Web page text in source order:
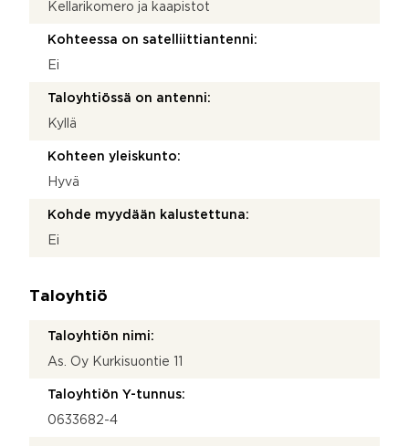
Kellarikomero ja kaapistot
Kohteessa on satelliittiantenni:
Ei
Taloyhtiössä on antenni:
Kyllä
Kohteen yleiskunto:
Hyvä
Kohde myydään kalustettuna:
Ei
Taloyhtiö
Taloyhtiön nimi:
As. Oy Kurkisuontie 11
Taloyhtiön Y-tunnus:
0633682-4